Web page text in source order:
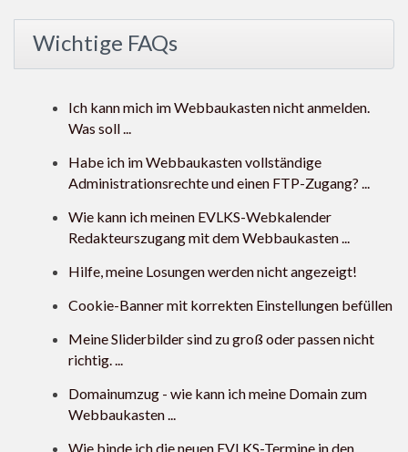
Wichtige FAQs
Ich kann mich im Webbaukasten nicht anmelden.
Was soll ...
Habe ich im Webbaukasten vollständige
Administrationsrechte und einen FTP-Zugang? ...
Wie kann ich meinen EVLKS-Webkalender
Redakteurszugang mit dem Webbaukasten ...
Hilfe, meine Losungen werden nicht angezeigt!
Cookie-Banner mit korrekten Einstellungen befüllen
Meine Sliderbilder sind zu groß oder passen nicht
richtig. ...
Domainumzug - wie kann ich meine Domain zum
Webbaukasten ...
Wie binde ich die neuen EVLKS-Termine in den